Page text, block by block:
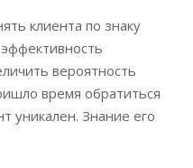
клиента по знаку
вероятность
время обратиться
уникален. Знание его